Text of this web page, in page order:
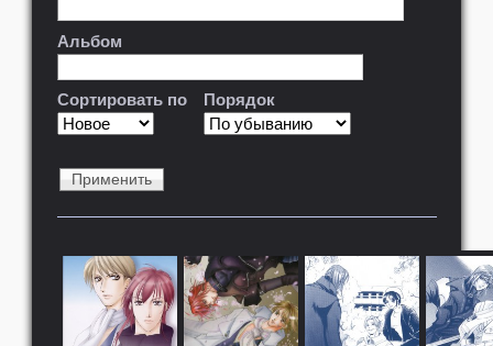
Альбом
Сортировать по Порядок